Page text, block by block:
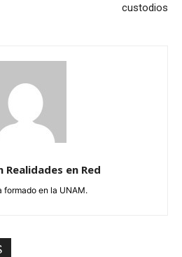
custodios
Realidades en Red
formado en la UNAM.